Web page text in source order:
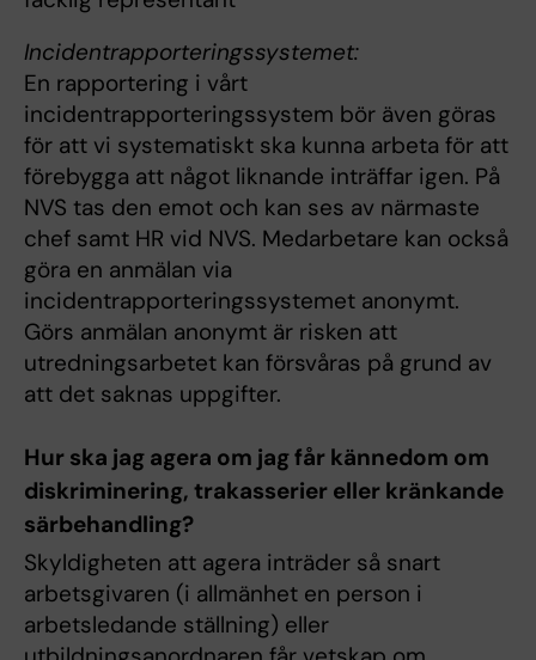
Incidentrapporteringssystemet:
En rapportering i vårt
incidentrapporteringssystem bör även göras
för att vi systematiskt ska kunna arbeta för att
förebygga att något liknande inträffar igen. På
NVS tas den emot och kan ses av närmaste
chef samt HR vid NVS. Medarbetare kan också
göra en anmälan via
incidentrapporteringssystemet anonymt.
Görs anmälan anonymt är risken att
utredningsarbetet kan försvåras på grund av
att det saknas uppgifter.
Hur ska jag agera om jag får kännedom om
diskriminering, trakasserier eller kränkande
särbehandling?
Skyldigheten att agera inträder så snart
arbetsgivaren (i allmänhet en person i
arbetsledande ställning) eller